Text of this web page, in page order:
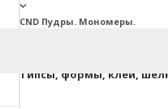
CND Пудры. Мономеры.
Типсы, формы, клей,